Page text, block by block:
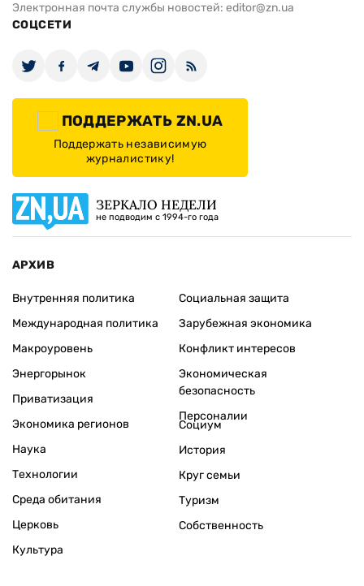
Электронная почта службы новостей: editor@zn.ua
СОЦСЕТИ
ПОДДЕРЖАТЬ ZN.UA
Поддержать независимую
журналистику!
ЗЕРКАЛО НЕДЕЛИ
не подводим с 1994-го года
АРХИВ
Внутренняя политика
Международная политика
Макроуровень
Энергорынок
Приватизация
Экономика регионов
Социальная защита
Зарубежная экономика
Конфликт интересов
Экономическая
безопасность
Персоналии
Наука
Технологии
Среда обитания
Церковь
Культура
Социум
История
Круг семьи
Туризм
Собственность